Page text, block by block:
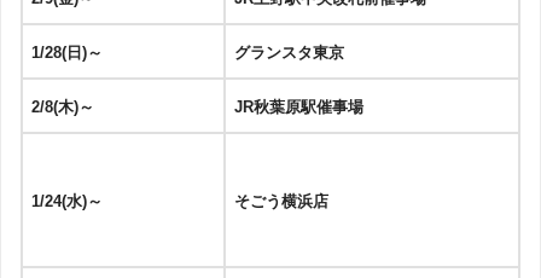
1/28(日)～ グランスタ東京
2/8(木)～ JR秋葉原駅催事場
1/24(水)～ そごう横浜店